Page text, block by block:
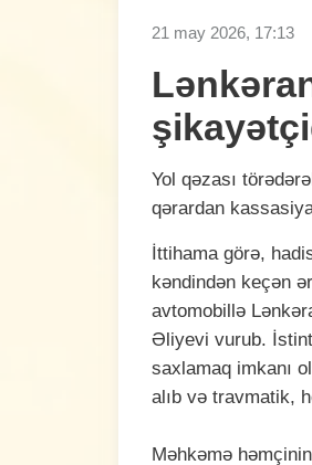
21 may 2026, 17:13
Yol qəzası
qərardan
İttihama görə,
kəndindən keçən
avtomobillə
Əliyevi vurub.
saxlamaq imkanı
alıb və travmatik,
Məhkəmə